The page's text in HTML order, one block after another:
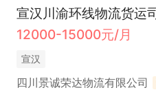
宣汉川渝环线物流货运
12000-15000元/月
宣汉
四川景诚荣达物流有限公司